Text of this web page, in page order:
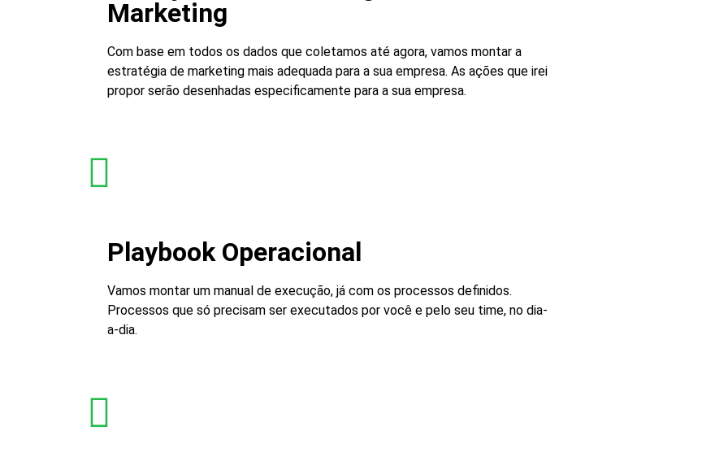
Marketing
Com base em todos os dados que coletamos até agora, vamos montar a
estratégia de marketing mais adequada para a sua empresa. As ações que irei
propor serão desenhadas especificamente para a sua empresa.
Playbook Operacional
Vamos montar um manual de execução, já com os processos definidos.
Processos que só precisam ser executados por você e pelo seu time, no dia-
a-dia.